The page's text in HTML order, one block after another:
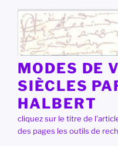
contenu
principal
MODES DE
SIÈCLES
HALBERT
cliquez sur le titre de
des pages les outils de